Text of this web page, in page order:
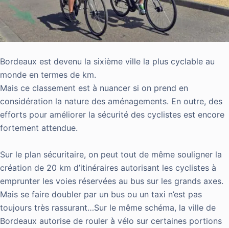
Bordeaux est devenu la sixième ville la plus cyclable au
monde en termes de km.
Mais ce classement est à nuancer si on prend en
considération la nature des aménagements. En outre, des
efforts pour améliorer la sécurité des cyclistes est encore
fortement attendue.
Sur le plan sécuritaire, on peut tout de même souligner la
création de 20 km d’itinéraires autorisant les cyclistes à
emprunter les voies réservées au bus sur les grands axes.
Mais se faire doubler par un bus ou un taxi n’est pas
toujours très rassurant…Sur le même schéma, la ville de
Bordeaux autorise de rouler à vélo sur certaines portions